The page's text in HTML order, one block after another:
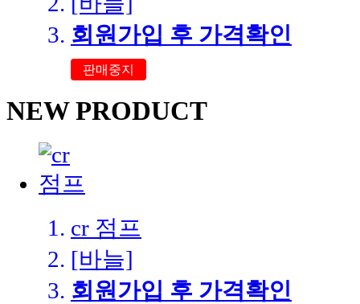
회원가입 후 가격확인
판매중지
NEWPRODUCT
cr 점프
[바늘]
회원가입 후 가격확인